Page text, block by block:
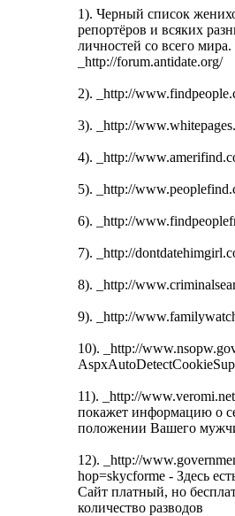
1). Черный список
репортёров и всяких
личностей со всего мира.
_http://forum.antidate.org/
2). _http://
3). _http://
4). _http://
5). _http://
6). _http://
7). _http://
8). _http://
9). _http://
10). _http://
11). _http://
покажет информацию о
положении Вашего
12). _http://
hop=skycforme - Здесь
Сайт платный, но
количество разводов